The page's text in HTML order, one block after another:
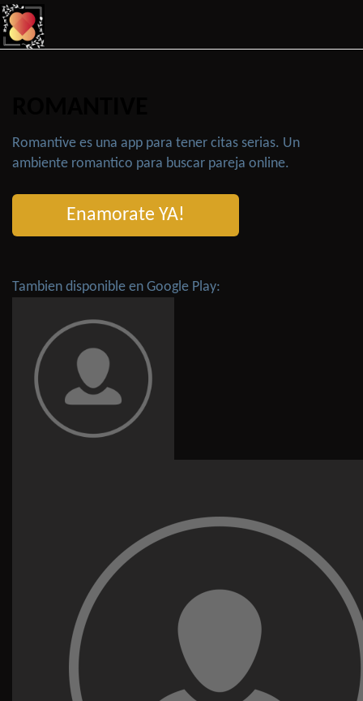
Romantive es una app para tener citas serias. Un
ambiente romantico para buscar pareja online.
Enamorate YA!
Tambien disponible en Google Play: